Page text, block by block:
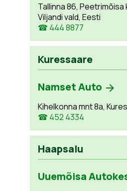
Tallinna 86, Peetrimõisa
Viljandi vald, Eesti
☎ 444 8877
Kuressaare
Namset Auto
Kihelkonna mnt 8a,
☎ 452 4334
Haapsalu
Uuemõisa